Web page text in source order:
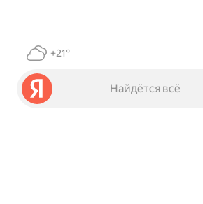
+21°
Найдётся всё